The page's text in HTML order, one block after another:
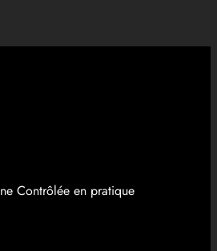
Contrôlée en pratique